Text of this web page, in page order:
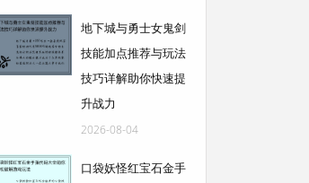
地下城与勇士女鬼剑
技能加点推荐与玩法
技巧详解助你快速提
升战力
2026-08-04
口袋妖怪红宝石金手